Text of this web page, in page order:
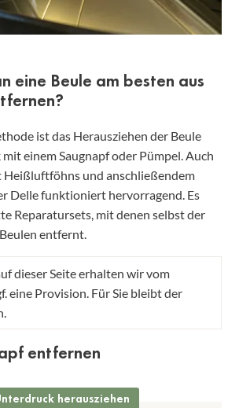
eine Beule am besten aus
ist das Herausziehen der Beule
einem Saugnapf oder Pümpel. Auch
Heißluftföhns und anschließendem
Delle funktioniert hervorragend. Es
Reparatursets, mit denen selbst der
entfernt.
dieser Seite erhalten wir vom
eine Provision. Für Sie bleibt der
entfernen
herausziehen